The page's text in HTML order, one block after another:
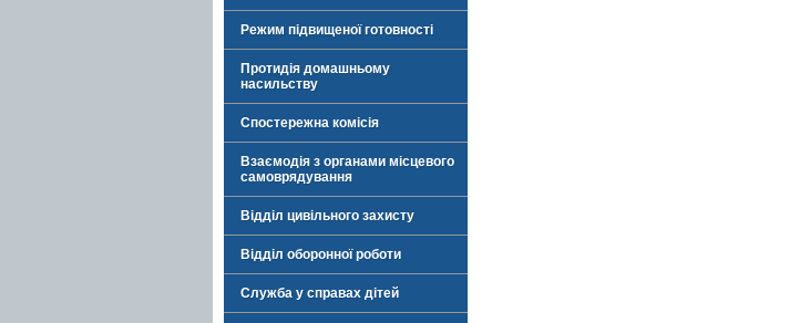
Режим підвищеної готовності
Протидія домашньому
насильству
Спостережна комісія
Взаємодія з органами місцевого
самоврядування
Відділ цивільного захисту
Відділ оборонної роботи
Служба у справах дітей